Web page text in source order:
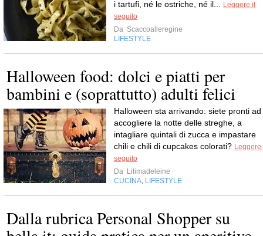
i tartufi, né le ostriche, né il...
Leggere il
seguito
Da Scaccoalleregine
LIFESTYLE
Halloween food: dolci e piatti per
bambini e (soprattutto) adulti felici
Halloween sta arrivando: siete pronti ad
accogliere la notte delle streghe, a
intagliare quintali di zucca e impastare
chili e chili di cupcakes colorati? Leggere
seguito
Da Lilimadeleine
CUCINA LIFESTYLE
Dalla rubrica Personal Shopper su